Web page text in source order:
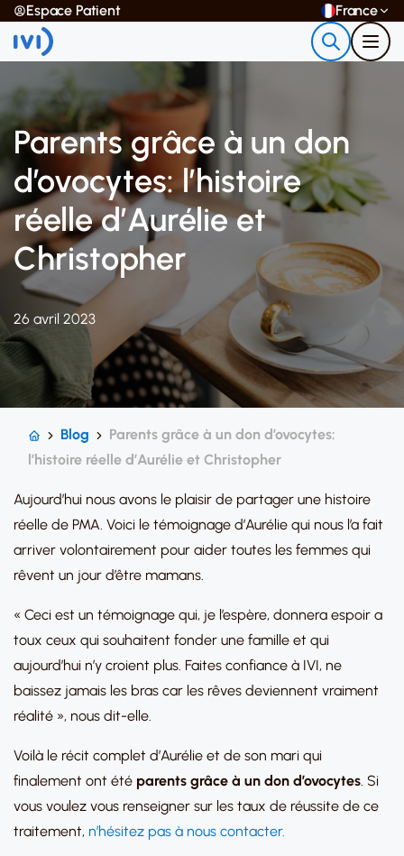
Espace Patient France
Parents grâce à un don
d’ovocytes: l’histoire
réelle d’Aurélie et
Christopher
26 avril 2023
Blog
Parents grâce à un don d’ovocytes:
l’histoire réelle d’Aurélie et Christopher
Aujourd’hui nous avons le plaisir de partager une histoire
réelle de PMA. Voici le témoignage d’Aurélie qui nous l’a fait
arriver volontairement pour aider toutes les femmes qui
rêvent un jour d’être mamans.
« Ceci est un témoignage qui, je l’espère, donnera espoir a
toux ceux qui souhaitent fonder une famille et qui
aujourd’hui n’y croient plus. Faites confiance à IVI, ne
baissez jamais les bras car les rêves deviennent vraiment
réalité », nous dit-elle.
Voilà le récit complet d’Aurélie et de son mari qui
finalement ont été parents grâce à un don d’ovocytes. Si
vous voulez vous renseigner sur les taux de réussite de ce
traitement, n’hésitez pas à nous contacter.